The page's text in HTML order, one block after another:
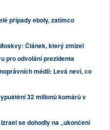
případy eboly, zatímco
Článek, který zmizel
pro odvolání prezidenta
médií: Levá neví, co
32 milionů komárů v
se dohodly na „ukončení